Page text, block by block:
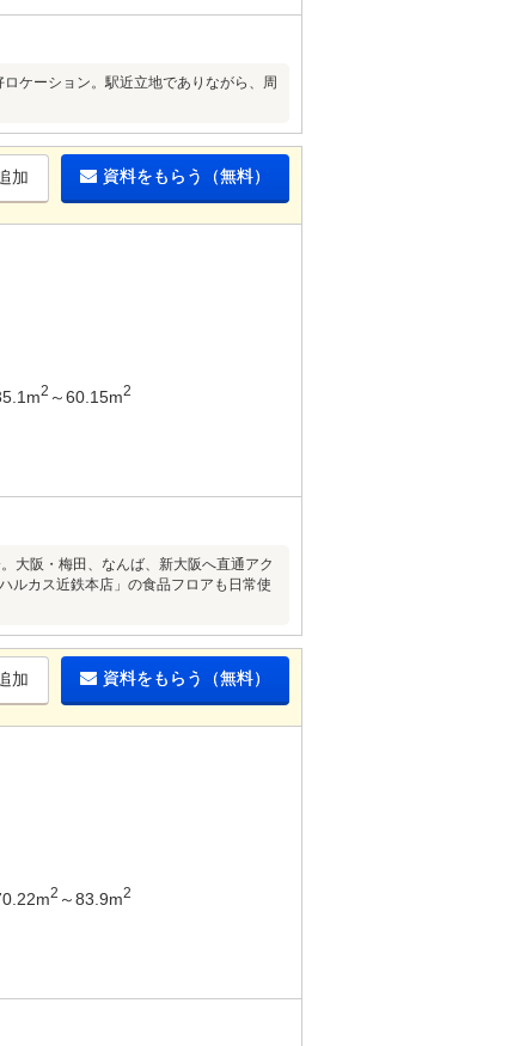
ケーション。駅近立地でありながら、周
加 資料をもらう（無料）
2 ～60.15m2
大阪・梅田、なんば、新大阪へ直通アク
ルカス近鉄本店」の食品フロアも日常使
加 資料をもらう（無料）
2 ～83.9m2